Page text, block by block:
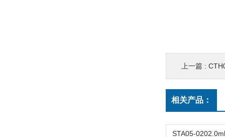
上一篇 :
相关产品：